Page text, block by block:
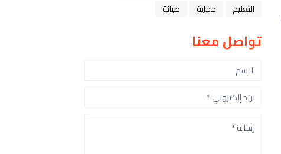
التعليم
حماية صيانة
تواصل معنا